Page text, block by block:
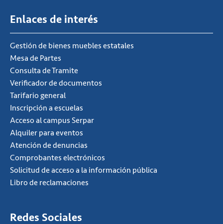
Enlaces de interés
Gestión de bienes muebles estatales
Mesa de Partes
Consulta de Tramite
Verificador de documentos
Tarifario general
Inscripción a escuelas
Acceso al campus Serpar
Alquiler para eventos
Atención de denuncias
Comprobantes electrónicos
Solicitud de acceso a la información pública
Libro de reclamaciones
Redes Sociales